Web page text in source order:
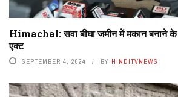
Himachal: सवा बीघा जमीन में मकान बनाने के
एक्ट
SEPTEMBER 4, 2024 BY HINDITVNEWS